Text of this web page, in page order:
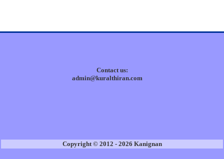
Contact us:
admin@kuralthiran.com
Copyright © 2012 - 2026 Kanignan